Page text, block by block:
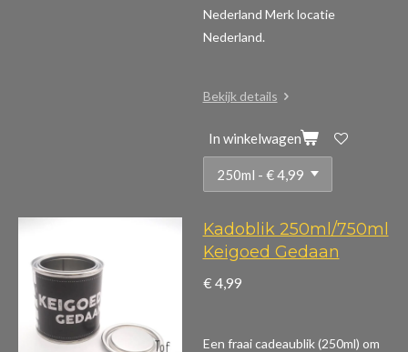
Nederland Merk locatie
Nederland.
Bekijk details
In winkelwagen
Kadoblik 250ml/750ml
Keigoed Gedaan
€ 4,99
Een fraai cadeaublik (250ml) om